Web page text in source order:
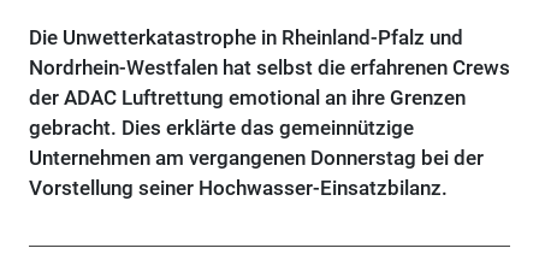
Die Unwetterkatastrophe in Rheinland-Pfalz und
Nordrhein-Westfalen hat selbst die erfahrenen Crews
der ADAC Luftrettung emotional an ihre Grenzen
gebracht. Dies erklärte das gemeinnützige
Unternehmen am vergangenen Donnerstag bei der
Vorstellung seiner Hochwasser-Einsatzbilanz.